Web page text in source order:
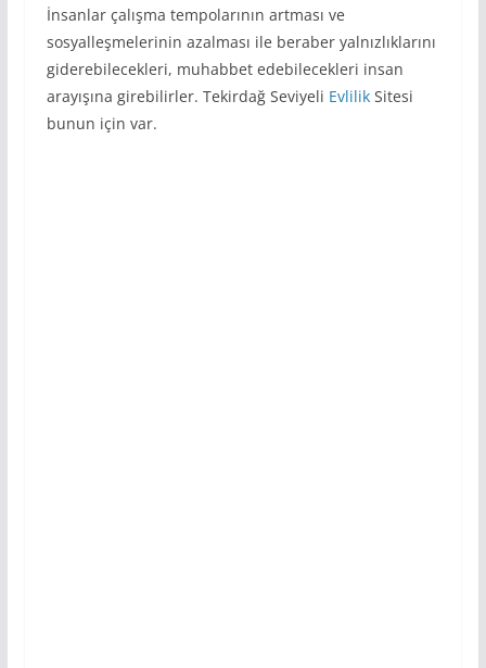
İnsanlar çalışma tempolarının artması ve
sosyalleşmelerinin azalması ile beraber yalnızlıklarını
giderebilecekleri, muhabbet edebilecekleri insan
arayışına girebilirler. Tekirdağ Seviyeli EvlilikSitesi
bunun için var.